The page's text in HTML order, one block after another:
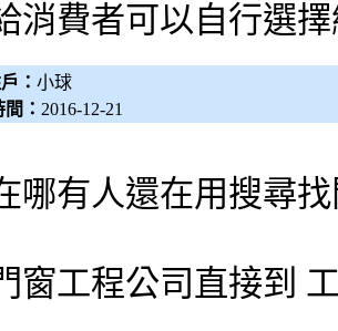
消費者可以自行選
： 小球
： 2016-12-21
哪有人還在用搜尋
窗工程公司直接到